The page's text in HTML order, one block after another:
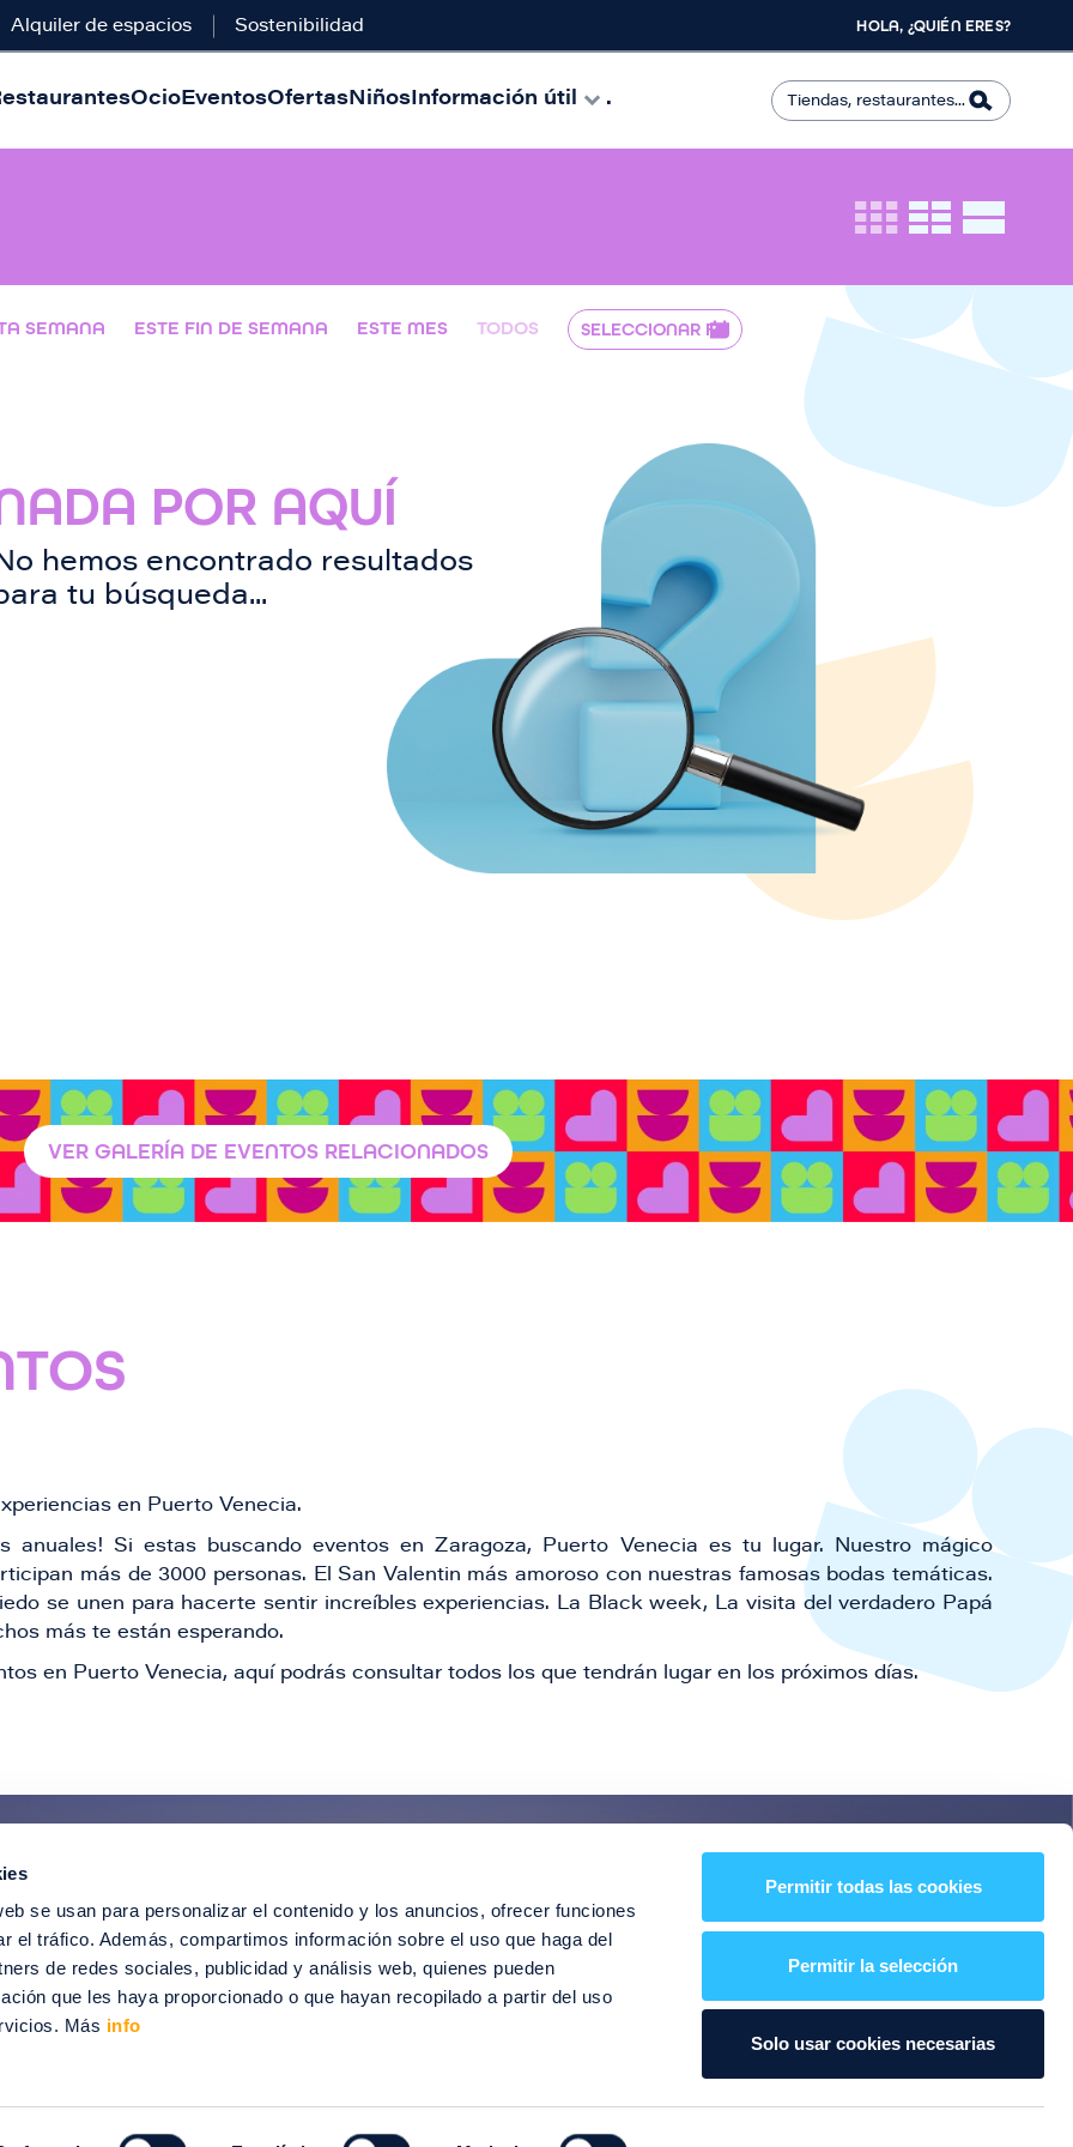
se usan para personalizar el contenido y los anuncios, ofrecer funciones
el tráfico. Además, compartimos información sobre el uso que haga del
de redes sociales, publicidad y análisis web, quienes pueden
que les haya proporcionado o que hayan recopilado a partir del uso
Más info
Permitir todas las cookies
Permitir la selección
Solo usar cookies necesarias
Alquiler de espacios Sostenibilidad HOLA, ¿QUIÉN ERES?
OcioEventosOfertasNiñosInformación útil .
SEMANA ESTE FIN DE SEMANA ESTE MES TODOS
POR AQUÍ
hemos encontrado resultados
tu búsqueda...
VER GALERÍA DE EVENTOS RELACIONADOS
en Puerto Venecia.
anuales! Si estas buscando eventos en Zaragoza, Puerto Venecia es tu lugar. Nuestro mágico
más de 3000 personas. El San Valentin más amoroso con nuestras famosas bodas temáticas.
se unen para hacerte sentir increíbles experiencias. La Black week, La visita del verdadero Papá
más te están esperando.
en Puerto Venecia, aquí podrás consultar todos los que tendrán lugar en los próximos días.
de todas nuestras novedades!
ofertas especiales, descuentos, eventos y mucho más
SUSCRÍBETE
2024 Puerto Venecia. Todos los derechos reservados.
Información legal Intranet Contacto Trabaja con nosotros